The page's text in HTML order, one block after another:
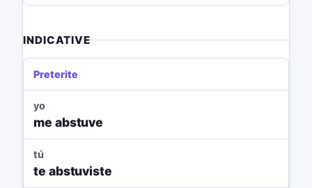
INDICATIVE
Preterite
yo
me abstuve
tú
te abstuviste